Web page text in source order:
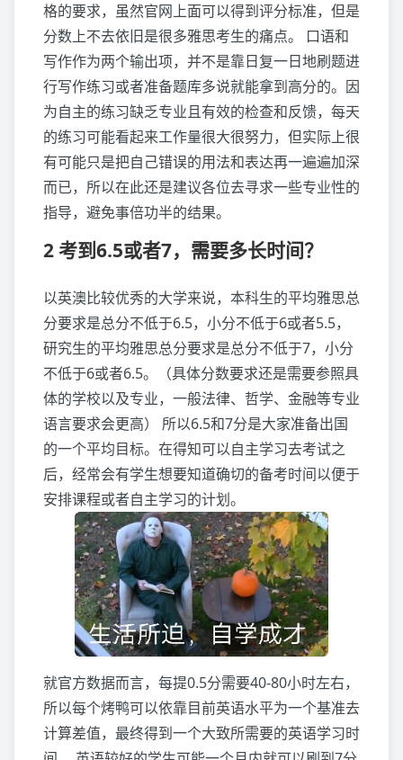
格的要求，虽然官网上面可以得到评分标准，但是
分数上不去依旧是很多雅思考生的痛点。 口语和
写作作为两个输出项，并不是靠日复一日地刷题进
行写作练习或者准备题库多说就能拿到高分的。因
为自主的练习缺乏专业且有效的检查和反馈，每天
的练习可能看起来工作量很大很努力，但实际上很
有可能只是把自己错误的用法和表达再一遍遍加深
而已，所以在此还是建议各位去寻求一些专业性的
指导，避免事倍功半的结果。
2 考到6.5或者7，需要多长时间？
以英澳比较优秀的大学来说，本科生的平均雅思总
分要求是总分不低于6.5，小分不低于6或者5.5，
研究生的平均雅思总分要求是总分不低于7，小分
不低于6或者6.5。（具体分数要求还是需要参照具
体的学校以及专业，一般法律、哲学、金融等专业
语言要求会更高） 所以6.5和7分是大家准备出国
的一个平均目标。在得知可以自主学习去考试之
后，经常会有学生想要知道确切的备考时间以便于
安排课程或者自主学习的计划。
就官方数据而言，每提0.5分需要40-80小时左右，
所以每个烤鸭可以依靠目前英语水平为一个基准去
计算差值，最终得到一个大致所需要的英语学习时